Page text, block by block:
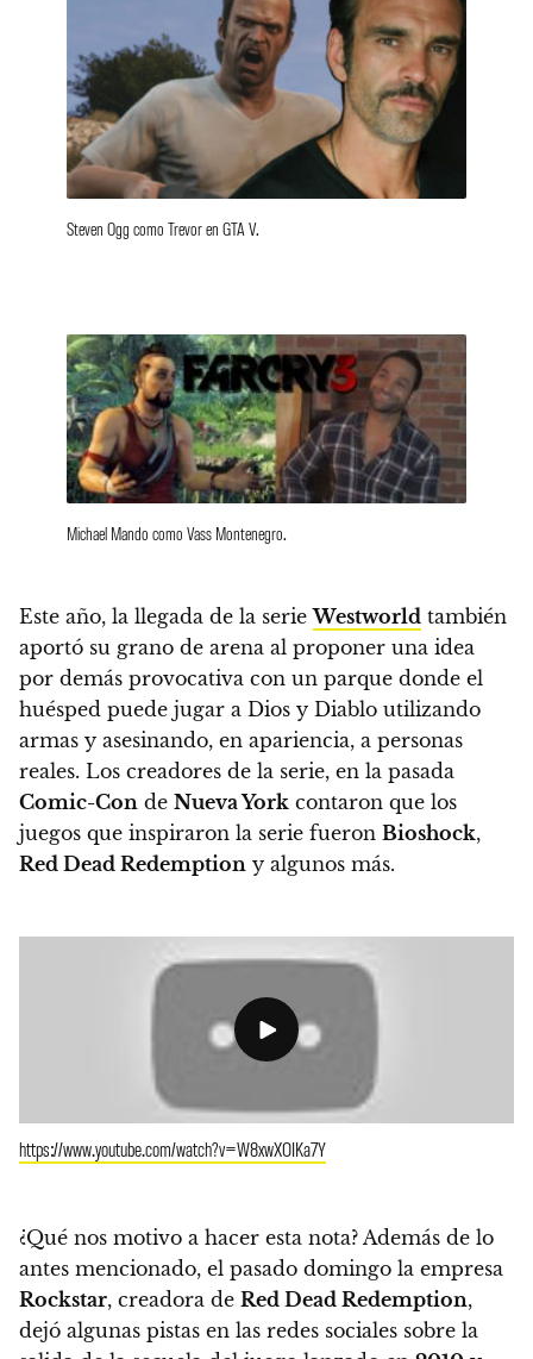
Steven Ogg como Trevor en GTA V.
Michael Mando como Vass Montenegro.
Este año, la llegada de la serieWestworld también
aportó su grano de arena al proponer una idea
por demás provocativa con un parque donde el
huésped puede jugar a Dios y Diablo utilizando
armas y asesinando, en apariencia, a personas
reales. Los creadores de la serie, en la pasada
Comic-Con de Nueva York contaron que los
juegos que inspiraron la serie fueron Bioshock,
Red Dead Redemption y algunos más.
https://www.youtube.com/watch?v=W8xwXOIKa7Y
¿Qué nos motivo a hacer esta nota? Además de lo
antes mencionado, el pasado domingo la empresa
Rockstar, creadora de Red Dead Redemption,
dejó algunas pistas en las redes sociales sobre la